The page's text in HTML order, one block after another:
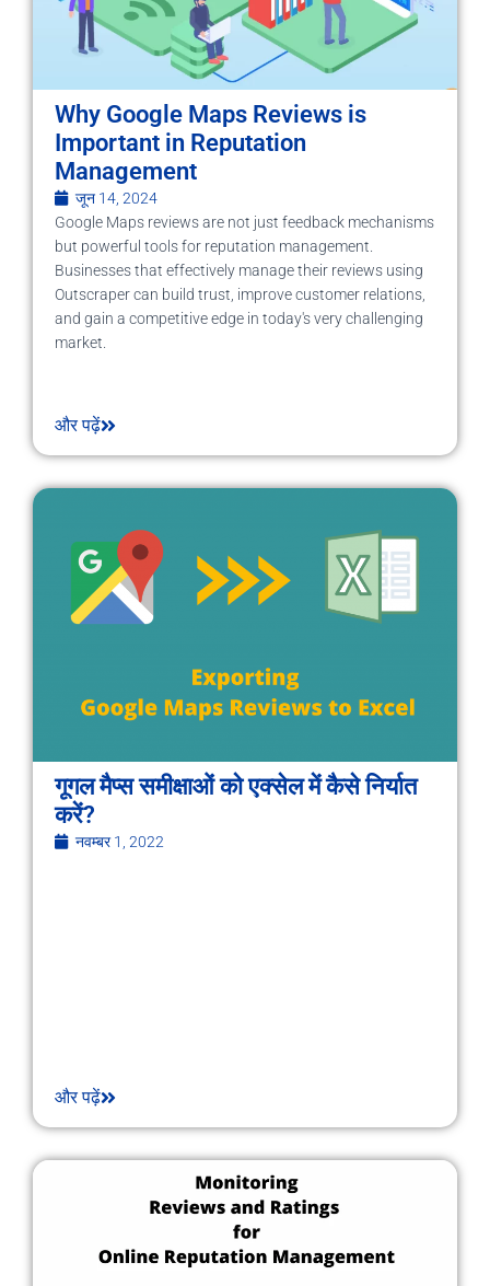
Why Google Maps Reviews is
Important in Reputation
Management
जून 14, 2024
Google Maps reviews are not just feedback mechanisms
but powerful tools for reputation management.
Businesses that effectively manage their reviews using
Outscraper can build trust, improve customer relations,
and gain a competitive edge in today's very challenging
market.
और पढ़ें
गूगल मैप्स समीक्षाओं को एक्सेल में कैसे निर्यात
करें?
नवम्बर 1, 2022
और पढ़ें